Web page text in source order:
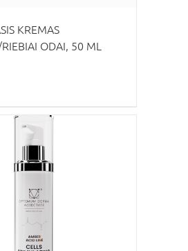
KREMAS
ODAI, 50 ML